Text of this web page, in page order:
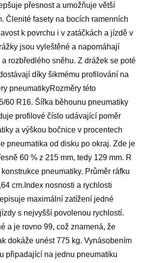
přesnost a umožňuje větší
Členité fasety na bocích ramenních
k povrchu i v zatáčkách a jízdě v
jsou vyleštěné a napomáhají
rozbředlého sněhu. Z drážek se poté
díky šikmému profilování na
pneumatikyRozměry této
60 R16. Šířka běhounu pneumatiky
profilové číslo udávající poměr
a výškou bočnice v procentech
pneumatika od disku po okraj. Zde je
60 % z 215 mm, tedy 129 mm. R
pneumatiky. Průměr ráfku
cm.Index nosnosti a rychlosti
maximální zatížení jedné
s nejvyšší povolenou rychlostí.
a je rovno 99, což znamená, že
dokáže unést 775 kg. Vynásobením
připadající na jednu pneumatiku